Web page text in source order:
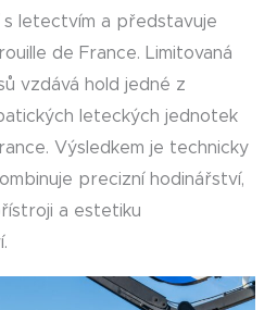
s letectvím a představuje
de France. Limitovaná
vzdává hold jedné z
leteckých jednotek
Výsledkem je technicky
precizní hodinářství,
a estetiku